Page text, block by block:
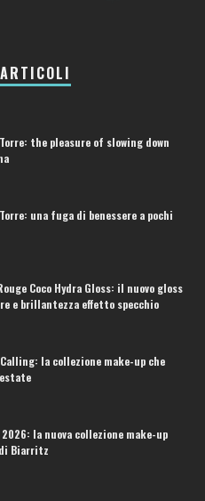
the pleasure of slowing down
una fuga di benessere a pochi
Coco Hydra Gloss: il nuovo gloss
e brillantezza effetto specchio
Calling: la collezione make-up che
2026: la nuova collezione make-up
Biarritz